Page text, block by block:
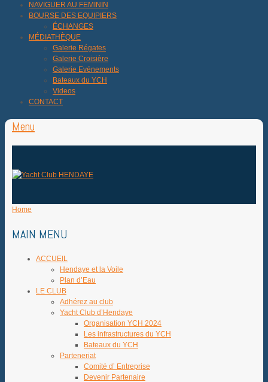
NAVIGUER AU FEMININ
BOURSE DES EQUIPIERS
ÉCHANGES
MÉDIATHÈQUE
Galerie Régates
Galerie Croisière
Galerie Evénements
Bateaux du YCH
Videos
CONTACT
Menu
Home
MAIN MENU
ACCUEIL
Hendaye et la Voile
Plan d’Eau
LE CLUB
Adhérez au club
Yacht Club d’Hendaye
Organisation YCH 2024
Les infrastructures du YCH
Bateaux du YCH
Parteneriat
Comité d’ Entreprise
Devenir Partenaire